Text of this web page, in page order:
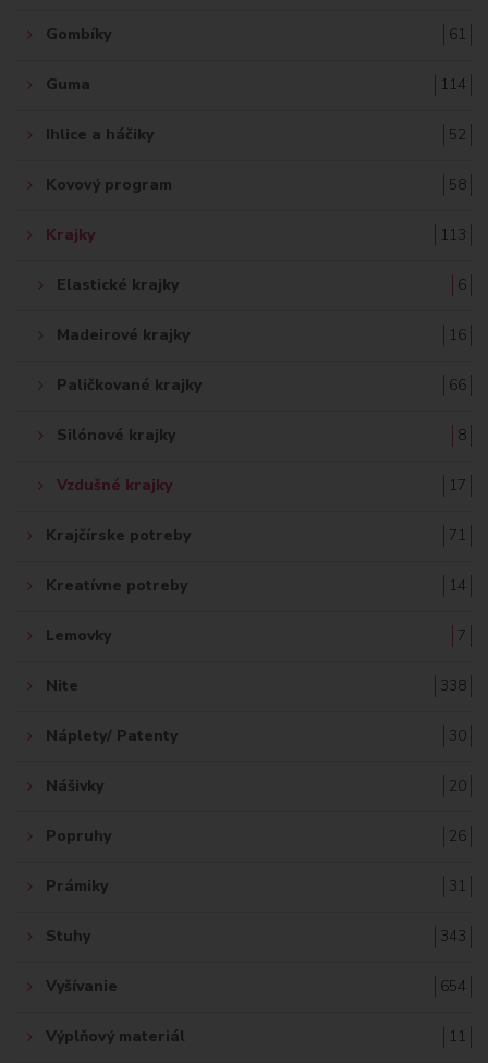
Gombíky 61
Guma 114
Ihlice a háčiky 52
Kovový program 58
Krajky 113
Elastické krajky 6
Madeirové krajky 16
Paličkované krajky 66
Silónové krajky 8
Vzdušné krajky 17
Krajčírske potreby 71
Kreatívne potreby 14
Lemovky 7
Nite 338
Náplety/ Patenty 30
Nášivky 20
Popruhy 26
Prámiky 31
Stuhy 343
Vyšívanie 654
Výplňový materiál 11